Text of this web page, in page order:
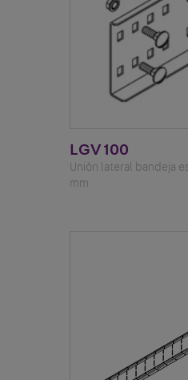
LGV 100
Unión lateral bandeja
mm